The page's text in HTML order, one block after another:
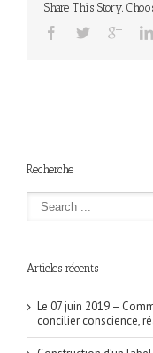
Share This Story,
Recherche
Articles récents
Le 07 juin 2019 –
concilier conscience,